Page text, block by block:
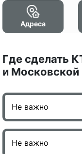
Адреса
Где сделать
и Московской